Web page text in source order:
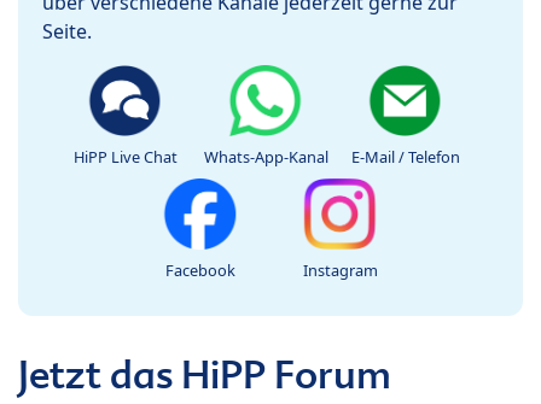
Seite.
HiPP Live Chat Whats-App-Kanal E-Mail / Telefon
Facebook Instagram
Jetzt das HiPP Forum